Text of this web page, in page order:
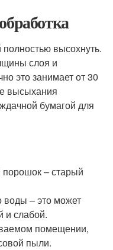
высохнуть.
слоя и
это занимает от 30
высыхания
бумагой для
порошок – старый
– это может
и слабой.
помещении,
пыли.